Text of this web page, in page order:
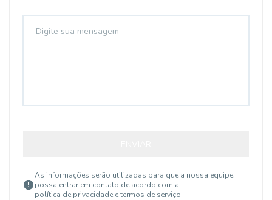
As informações serão utilizadas para que a nossa equipe
possa entrar em contato de acordo com a
política de privacidade e termos de serviço